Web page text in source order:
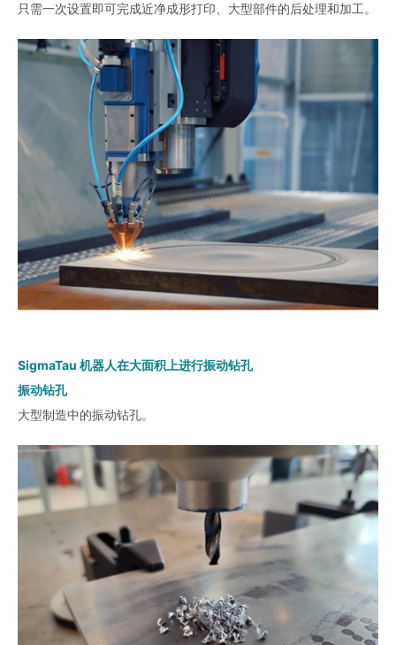
只需一次设置即可完成近净成形打印、大型部件的后处理和加工。
SigmaTau 机器人在大面积上进行振动钻孔
振动钻孔
大型制造中的振动钻孔。